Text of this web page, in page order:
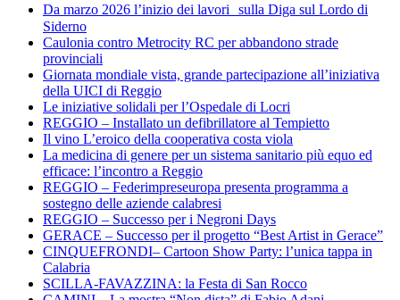
Da marzo 2026 l’inizio dei lavori sulla Diga sul Lordo di
Siderno
Caulonia contro Metrocity RC per abbandono strade
provinciali
Giornata mondiale vista, grande partecipazione all’iniziativa
della UICI di Reggio
Le iniziative solidali per l’Ospedale di Locri
REGGIO – Installato un defibrillatore al Tempietto
Il vino L’eroico della cooperativa costa viola
La medicina di genere per un sistema sanitario più equo ed
efficace: l’incontro a Reggio
REGGIO – Federimpreseuropa presenta programma a
sostegno delle aziende calabresi
REGGIO – Successo per i Negroni Days
GERACE – Successo per il progetto “Best Artist in Gerace”
CINQUEFRONDI– Cartoon Show Party: l’unica tappa in
Calabria
SCILLA-FAVAZZINA: la Festa di San Rocco